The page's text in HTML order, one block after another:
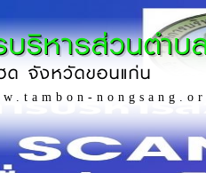
ริหารส่วนตำบ
ด จังหวัดขอนแก่น